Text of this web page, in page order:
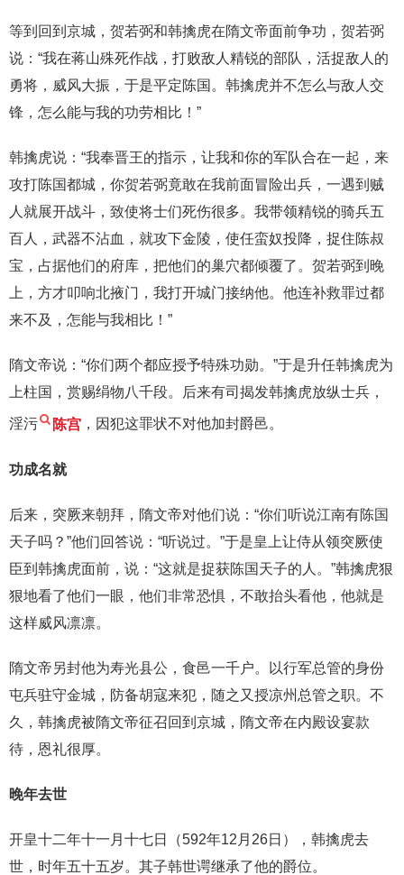
等到回到京城，贺若弼和韩擒虎在隋文帝面前争功，贺若弼
说：“我在蒋山殊死作战，打败敌人精锐的部队，活捉敌人的
勇将，威风大振，于是平定陈国。韩擒虎并不怎么与敌人交
锋，怎么能与我的功劳相比！”
韩擒虎说：“我奉晋王的指示，让我和你的军队合在一起，来
攻打陈国都城，你贺若弼竟敢在我前面冒险出兵，一遇到贼
人就展开战斗，致使将士们死伤很多。我带领精锐的骑兵五
百人，武器不沾血，就攻下金陵，使任蛮奴投降，捉住陈叔
宝，占据他们的府库，把他们的巢穴都倾覆了。贺若弼到晚
上，方才叩响北掖门，我打开城门接纳他。他连补救罪过都
来不及，怎能与我相比！”
隋文帝说：“你们两个都应授予特殊功勋。”于是升任韩擒虎为
上柱国，赏赐绢物八千段。后来有司揭发韩擒虎放纵士兵，
淫污 陈宫 ，因犯这罪状不对他加封爵邑。
功成名就
后来，突厥来朝拜，隋文帝对他们说：“你们听说江南有陈国
天子吗？”他们回答说：“听说过。”于是皇上让侍从领突厥使
臣到韩擒虎面前，说：“这就是捉获陈国天子的人。”韩擒虎狠
狠地看了他们一眼，他们非常恐惧，不敢抬头看他，他就是
这样威风凛凛。
隋文帝另封他为寿光县公，食邑一千户。以行军总管的身份
屯兵驻守金城，防备胡寇来犯，随之又授凉州总管之职。不
久，韩擒虎被隋文帝征召回到京城，隋文帝在内殿设宴款
待，恩礼很厚。
晚年去世
开皇十二年十一月十七日（592年12月26日），韩擒虎去
世，时年五十五岁。其子韩世谔继承了他的爵位。